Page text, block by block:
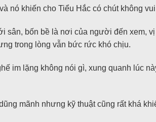
nó khiến cho Tiểu Hắc có chút không
bốn bề là nơi của người đến xem,
trong lòng vẫn bức rức khó chịu.
im lặng không nói gì, xung quanh lúc
mãnh nhưng kỹ thuật cũng rất khá